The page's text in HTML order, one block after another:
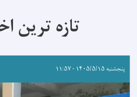
تازه ترین
پنجشنبه ۱۴۰۵/۵/۱۵ - ۱۱:۵۷